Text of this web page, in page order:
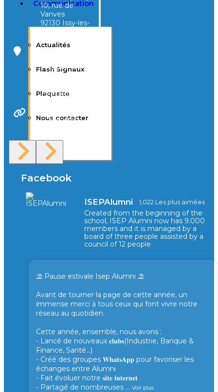
Communication
Actualités
Flash Signaux
Plaquette
Nous contacter
F.A.Q
10, rue de
Vanves
92130 Issy-les-
40, avenue
d’Eysines
Bordeaux
Site Web
Facebook
ISEPAlumni 1,022 Les plus aimées
Created from the beginning of the
school, ISEP Alumni now has 9.000
members and it is managed by a
board of three people assisted by a
council of 12 people
⛱️ Pause estivale Isep Alumni ⛱️
Avant de tourner la page de cette année, un
immense merci à tous ceux qui font vivre notre
réseau au quotidien.
Cette année, ensemble, nous avons :
- Lancé de nouveaux 𝐜𝐥𝐮𝐛𝐬(Industrie, Banque &
Finance, Santé...)
- Créé des groupes 𝐖𝐡𝐚𝐭𝐬𝐀𝐩𝐩 pour favoriser les
échanges entre Alumni
- Fait évoluer notre 𝐬𝐢𝐭𝐞 𝐢𝐧𝐭𝐞𝐫𝐧𝐞𝐭
- Partagé de nombreuses ... Voir plus